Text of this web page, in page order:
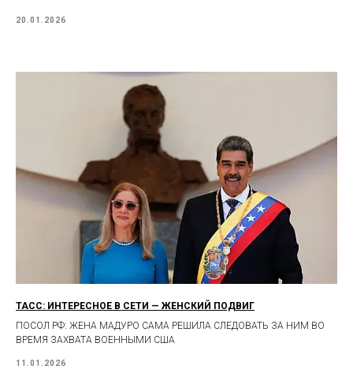
20.01.2026
ТАСС: ИНТЕРЕСНОЕ В СЕТИ — ЖЕНСКИЙ ПОДВИГ
ПОСОЛ РФ: ЖЕНА МАДУРО САМА РЕШИЛА СЛЕДОВАТЬ ЗА НИМ ВО
ВРЕМЯ ЗАХВАТА ВОЕННЫМИ США
11.01.2026